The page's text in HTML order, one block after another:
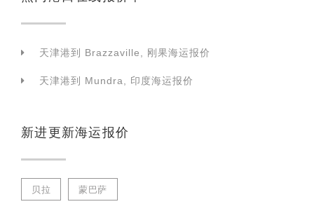
天津港到 Brazzaville, 刚果海运报价
天津港到 Mundra, 印度海运报价
新进更新海运报价
贝拉 蒙巴萨